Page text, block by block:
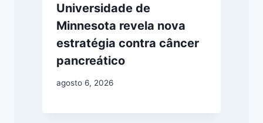
Universidade de
Minnesota revela nova
estratégia contra câncer
pancreático
agosto 6, 2026